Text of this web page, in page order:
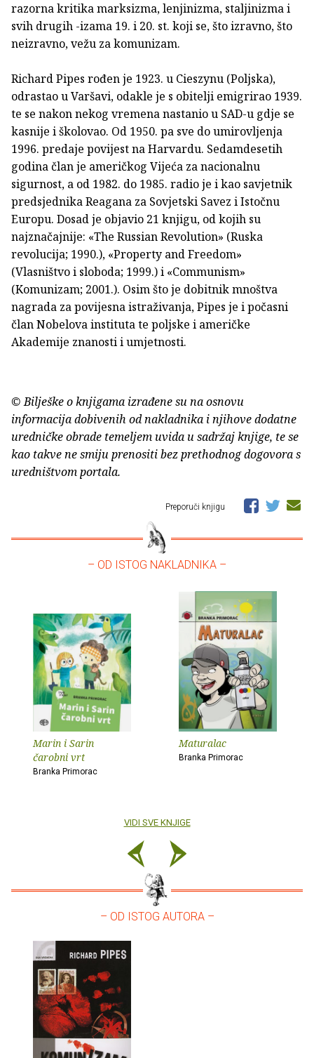
razorna kritika marksizma, lenjinizma, staljinizma i
svih drugih -izama 19. i 20. st. koji se, što izravno, što
neizravno, vežu za komunizam.
Richard Pipes rođen je 1923. u Cieszynu (Poljska),
odrastao u Varšavi, odakle je s obitelji emigrirao 1939.
te se nakon nekog vremena nastanio u SAD-u gdje se
kasnije i školovao. Od 1950. pa sve do umirovljenja
1996. predaje povijest na Harvardu. Sedamdesetih
godina član je američkog Vijeća za nacionalnu
sigurnost, a od 1982. do 1985. radio je i kao savjetnik
predsjednika Reagana za Sovjetski Savez i Istočnu
Europu. Dosad je objavio 21 knjigu, od kojih su
najznačajnije: «The Russian Revolution» (Ruska
revolucija; 1990.), «Property and Freedom»
(Vlasništvo i sloboda; 1999.) i «Communism»
(Komunizam; 2001.). Osim što je dobitnik mnoštva
nagrada za povijesna istraživanja, Pipes je i počasni
član Nobelova instituta te poljske i američke
Akademije znanosti i umjetnosti.
© Bilješke o knjigama izrađene su na osnovu
informacija dobivenih od nakladnika i njihove dodatne
uredničke obrade temeljem uvida u sadržaj knjige, te se
kao takve ne smiju prenositi bez prethodnog dogovora s
uredništvom portala.
Preporuči knjigu
– OD ISTOG NAKLADNIKA –
Marin i Sarin
čarobni vrt
Branka Primorac
Maturalac
Branka Primorac
VIDI SVE KNJIGE
– OD ISTOG AUTORA –